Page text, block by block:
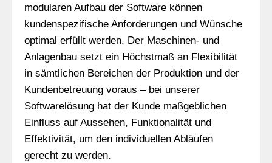
modularen Aufbau der Software können
kundenspezifische Anforderungen und Wünsche
optimal erfüllt werden. Der Maschinen- und
Anlagenbau setzt ein Höchstmaß an Flexibilität
in sämtlichen Bereichen der Produktion und der
Kundenbetreuung voraus – bei unserer
Softwarelösung hat der Kunde maßgeblichen
Einfluss auf Aussehen, Funktionalität und
Effektivität, um den individuellen Abläufen
gerecht zu werden.